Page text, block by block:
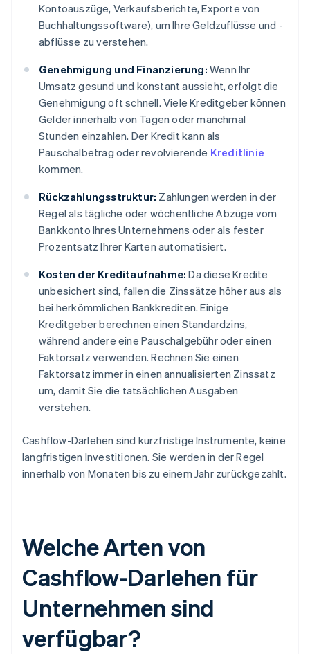
Kontoauszüge, Verkaufsberichte, Exporte von
Buchhaltungssoftware), um Ihre Geldzuflüsse und -
abflüsse zu verstehen.
Genehmigung und Finanzierung: Wenn Ihr
Umsatz gesund und konstant aussieht, erfolgt die
Genehmigung oft schnell. Viele Kreditgeber können
Gelder innerhalb von Tagen oder manchmal
Stunden einzahlen. Der Kredit kann als
Pauschalbetrag oder revolvierende Kreditlinie
kommen.
Rückzahlungsstruktur: Zahlungen werden in der
Regel als tägliche oder wöchentliche Abzüge vom
Bankkonto Ihres Unternehmens oder als fester
Prozentsatz Ihrer Karten automatisiert.
Kosten der Kreditaufnahme: Da diese Kredite
unbesichert sind, fallen die Zinssätze höher aus als
bei herkömmlichen Bankkrediten. Einige
Kreditgeber berechnen einen Standardzins,
während andere eine Pauschalgebühr oder einen
Faktorsatz verwenden. Rechnen Sie einen
Faktorsatz immer in einen annualisierten Zinssatz
um, damit Sie die tatsächlichen Ausgaben
verstehen.
Cashflow-Darlehen sind kurzfristige Instrumente, keine
langfristigen Investitionen. Sie werden in der Regel
innerhalb von Monaten bis zu einem Jahr zurückgezahlt.
Welche Arten von
Cashflow-Darlehen für
Unternehmen sind
verfügbar?